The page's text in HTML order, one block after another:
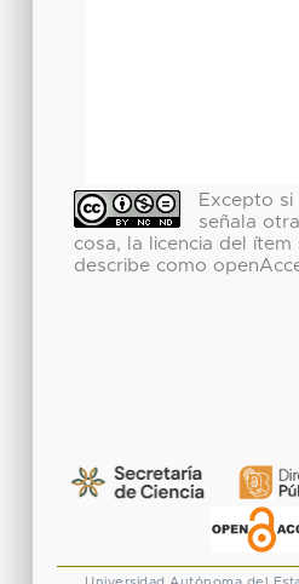
Excepto si
señala otra
cosa, la licencia del ítem
describe como